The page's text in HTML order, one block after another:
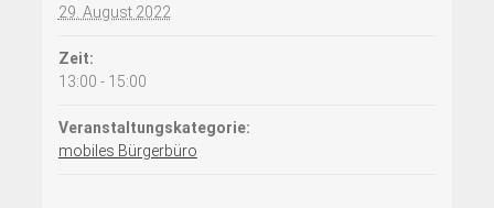
29. August 2022
Zeit:
13:00 - 15:00
Veranstaltungskategorie:
mobiles Bürgerbüro